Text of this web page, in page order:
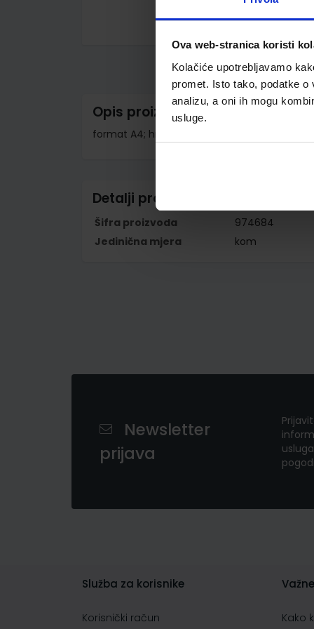
Ova web-stranica koristi
Kolačiće upotrebljavamo
promet. Isto tako, podatke
analizu, a oni ih mogu
usluge.
gallery
Opis proizvoda
format A4; hrbat širine 40 mm; odljepljiva
Detalji proizvoda
Šifra proizvoda
974684
Jedinična mjera
kom
Newsletter
prijava
Služba za korisnike
Korisnički račun Kako